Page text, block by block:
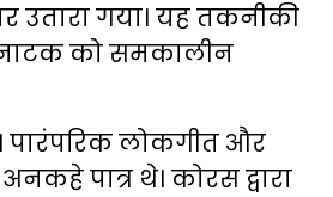
गया। यह तकनीकी
को समकालीन
पारंपरिक लोकगीत और
पात्र थे। कोरस द्वारा